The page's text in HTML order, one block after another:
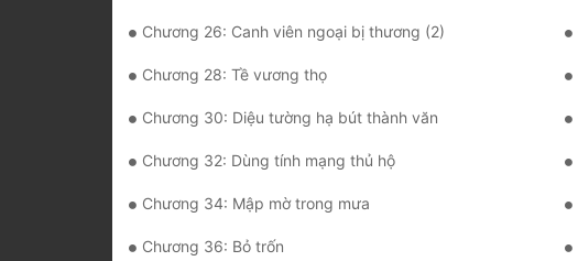
Chương 26: Canh viên ngoại bị thương (2)
Chương 28: Tề vương thọ
Chương 30: Diệu tường hạ bút thành văn
Chương 32: Dùng tính mạng thủ hộ
Chương 34: Mập mờ trong mưa
Chương 36: Bỏ trốn